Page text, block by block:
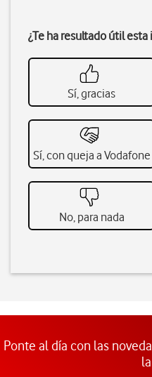
¿Te ha resultado útil
Sí, gracias
Sí, con queja a Vodafone
No, para nada
Ponte al día con las